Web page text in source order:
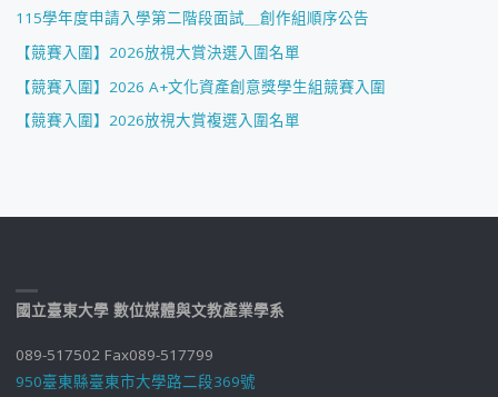
115學年度申請入學第二階段面試＿創作組順序公告
【競賽入圍】2026放視大賞決選入圍名單
【競賽入圍】2026 A+文化資產創意獎學生組競賽入圍
【競賽入圍】2026放視大賞複選入圍名單
國立臺東大學 數位媒體與文教產業學系
089-517502 Fax089-517799
950臺東縣臺東市大學路二段369號